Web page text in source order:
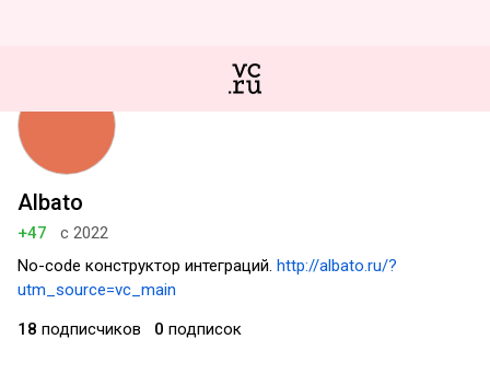
Albato
+47
с 2022
No-code конструктор интеграций. http://albato.ru/?
utm_source=vc_main
18 подписчиков 0 подписок